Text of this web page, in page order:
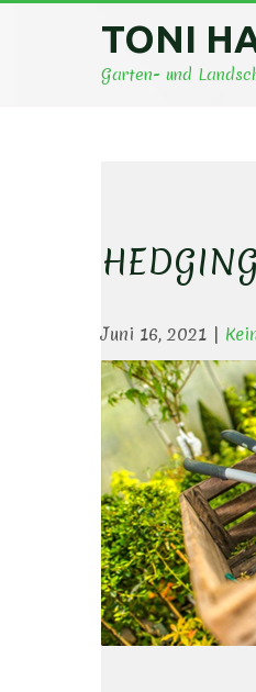
TONI
Garten- und
Juni 16, 2021 |